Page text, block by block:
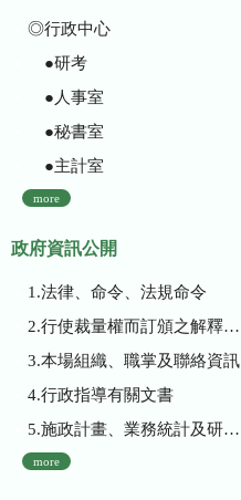
◎行政中心
●研考
●人事室
●秘書室
●主計室
more
政府資訊公開
1.法律、命令、法規命令
2.行使裁量權而訂頒之解釋性規定及裁量基準
3.本場組織、職掌及聯絡資訊
4.行政指導有關文書
5.施政計畫、業務統計及研究報告
more